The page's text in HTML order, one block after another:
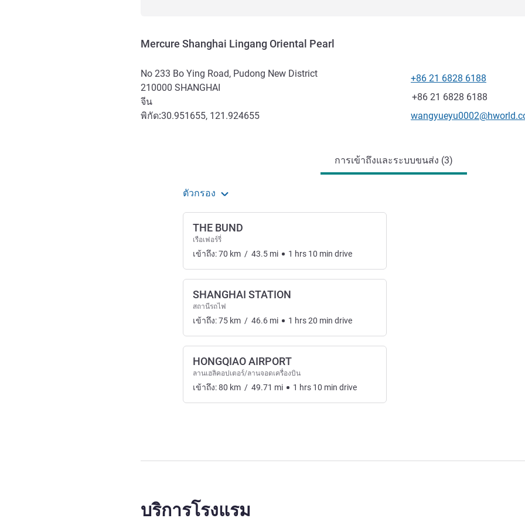
Mercure Shanghai Lingang Oriental Pearl
No 233 Bo Ying Road, Pudong New District
210000 SHANGHAI
จีน
พิกัด:30.951655, 121.924655
โทรศัพท์
+86 21 6828 6188
แฟกซ์
+86 21 6828 6188
อีเมลติดต่อ
การเข้าถึงและระบบขนส่ง (3)
ตัวกรอง
THE BUND
เรือเฟอร์รี่
เข้าถึง:70 km / 43.5 mi 1 hrs 10 min drive
SHANGHAI STATION
สถานีรถไฟ
เข้าถึง:75 km / 46.6 mi 1 hrs20 min drive
HONGQIAO AIRPORT
ลานเฮลิคอปเตอร์/ลานจอดเครื่องบิน
เข้าถึง:80 km / 49.71 mi 1 hrs 10 min drive
บริการโรงแรม